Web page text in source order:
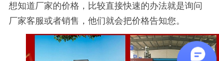
想知道厂家的价格，比较直接快速的办法就是询问
厂家客服或者销售，他们就会把价格告知您。